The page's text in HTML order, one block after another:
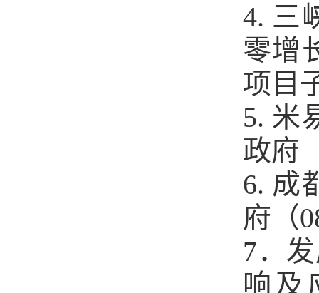
4. 三
零增
项目
5. 米
政府
6. 成
府（
7．
响及